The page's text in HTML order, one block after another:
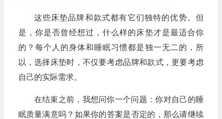
这些床垫品牌和款式都有它们独特的优势。但
是，你是否曾经想过，什么样的床垫才是最适合你
的？每个人的身体和睡眠习惯都是独一无二的，所
以，选择床垫时，不仅要考虑品牌和款式，更要考虑
自己的实际需求。
在结束之前，我想问你一个问题：你对自己的睡
眠质量满意吗？如果你的答案是否定的，那么请继续